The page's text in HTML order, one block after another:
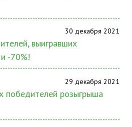
30 декабря 2021
выигравших
-70%!
29 декабря 2021
победителей розыгрыша